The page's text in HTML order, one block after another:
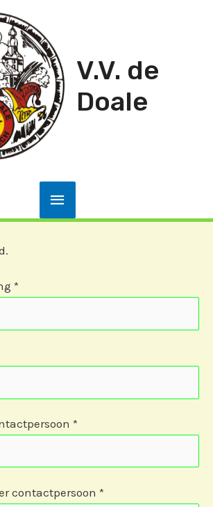
V.V. de
Doale
Hoofdmenu
*
*
contactpersoon *